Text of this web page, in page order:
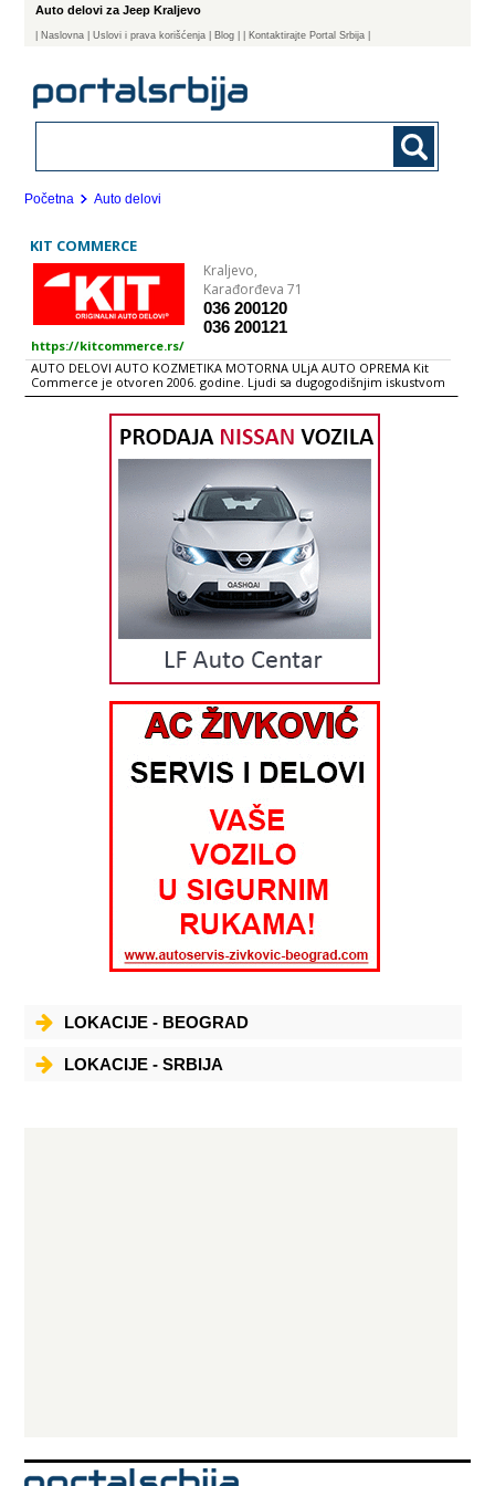
Auto delovi za Jeep Kraljevo
Naslovna | Uslovi i prava korišćenja Blog | Kontaktirajte Portal Srbija |
Početna Auto delovi
KIT COMMERCE
Kraljevo,
Karađorđeva 71
036 200120
036 200121
https://kitcommerce.rs/
AUTO DELOVI AUTO KOZMETIKA MOTORNA ULjA AUTO OPREMA Kit
Commerce je otvoren 2006. godine. Ljudi sa dugogodišnjim iskustvom
u prodaji auto delova, auto opreme i auto kozmetike su se potrudili da
vam omoguće sve za vaš automobil na jednom mestu. Naš tim čine
mladi, energični i uspešni ljudi koji ciljaju ka tome da KIT Commerce
postane lider na našem tržištu za uvoz, distribuciju i prodaju auto
Commerce izgradio sistem koji garantuje visoke performense, kvalitet
usluga i pouzdanost. Naša kompanija od svog osnivanja pažljivo bira
svoje partnere. Danas ih imamo više od 2000, a dobavljači garantuju
široku paletu izuzetno kvalitetnih auto delova, auto opreme i
kozmetike. Distribucija auto delova se vrši iz vlastitog magacinskog
prostora sa lagera od preko 102.000 artikala, a plasira auto delove na
tržištu preko vlastitih kanala distribucije (veleprodaja i 21 maloprodajni
objekat), sa više od 210 zaposlenih. Višegodišnje iskustvo,
profesionalizam i isporuka auto delova, auto opreme i auto kozmetike
na vreme su odlike naše kompanije koja garantuje našim kupcima
visok kvalitet i usluge i proizvoda. ORIGINALNI AUTO DELOVI, AUTO
OPREMA i KOZMETIKA Kompanija KIT Commerce u svojoj ponudi ima
poznate brendove auto delova, auto opreme i kozmetike. Brendove
koje zastupamo i imamo u ponudi su: Luk, Ina, Fag, Ruville, Contitech,
Sachs, Valeo, KYB, Lemforder, Dayco, Ate, VDO, Ngk, Textar, Mintex,
Filtron, Swag, Pierburg, KWP, Herth+Buss, Beru, Denso, Mann, Cifam,
KolbenSchmidt, Facet, Dolz, Hengst, Ava, Magneti Marelli, Loctite,
Topran, Blue Print, Japko, Kleber, Meat&Doria, Victor Reinz, Elring,
Hoffer, Lampa, Corteco, Malo Akron, Vernet, First Automotive, Total,
Elf, Castrol, Mobil, Headline Classic, Varta, Liqui Moly, Selenia, Motul,
Pioneer, Alca, Arexons Kompanija KIT Commerce u svojoj ponudi ima
veliki izbor auto delova, auto opreme i kozmetike za sve
LOKACIJE - BEOGRAD
LOKACIJE - SRBIJA